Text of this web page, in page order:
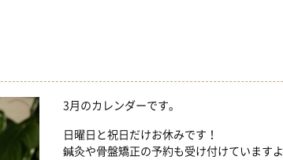
3月のカレンダーです。
日曜日と祝日だけお休みです！
鍼灸や骨盤矯正の予約も受け付けていますよ